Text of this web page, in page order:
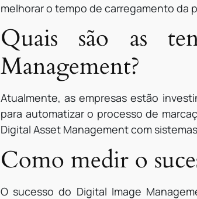
melhorar o tempo de carregamento da
Quais são as
Management?
Atualmente, as empresas estão
para automatizar o processo de
Digital Asset Management com
Como medir o
O sucesso do Digital Image